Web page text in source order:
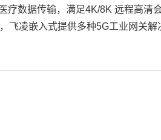
疗数据传输，满足4K/8K 远程高清
飞凌嵌入式提供多种5G工业网关